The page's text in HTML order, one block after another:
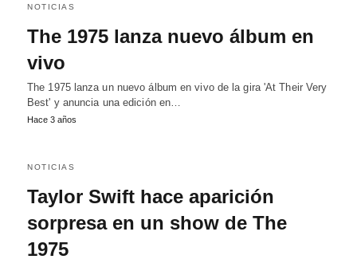
NOTICIAS
The 1975 lanza nuevo álbum en
vivo
The 1975 lanza un nuevo álbum en vivo de la gira 'At Their Very
Best' y anuncia una edición en…
Hace 3 años
NOTICIAS
Taylor Swift hace aparición
sorpresa en un show de The
1975